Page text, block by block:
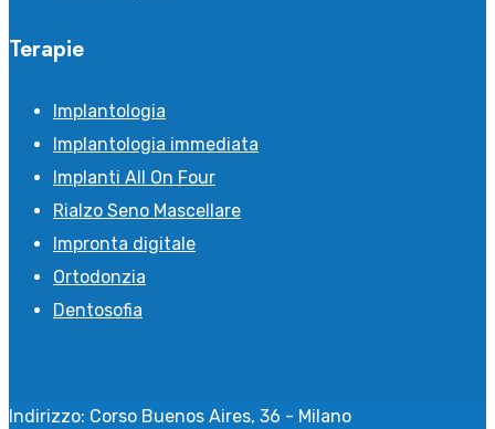
Terapie
Implantologia
Implantologia immediata
Implanti All On Four
Rialzo Seno Mascellare
Impronta digitale
Ortodonzia
Dentosofia
Indirizzo: Corso Buenos Aires, 36 - Milano